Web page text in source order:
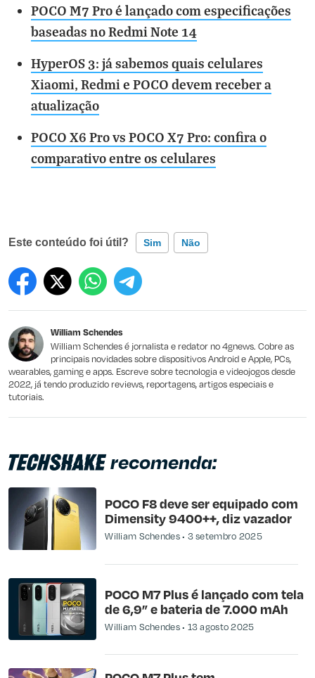
POCO M7 Pro é lançado com especificações
baseadas no Redmi Note 14
HyperOS 3: já sabemos quais celulares
Xiaomi, Redmi e POCO devem receber a
atualização
POCO X6 Pro vs POCO X7 Pro: confira o
comparativo entre os celulares
Este conteúdo foi útil? Sim Não
Este conteúdo contém informação incorreta
Outro
William Schendes
William Schendes é jornalista e redator no 4gnews. Cobre as
principais novidades sobre dispositivos Android e Apple, PCs,
wearables, gaming e apps. Escreve sobre tecnologia e videojogos desde
2022, já tendo produzido reviews, reportagens, artigos especiais e
tutoriais.
recomenda:
POCO F8 deve ser equipado com
Dimensity 9400++, diz vazador
William Schendes 3 setembro 2025
POCO M7 Plus é lançado com tela
de 6,9” e bateria de 7.000 mAh
William Schendes 13 agosto 2025